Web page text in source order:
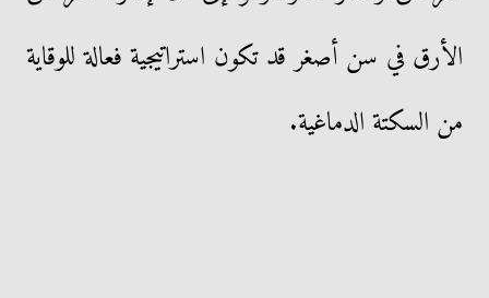
الأرق في سن أصغر قد تكون استراتيجية فعالة للوقاية
من السكتة الدماغية.